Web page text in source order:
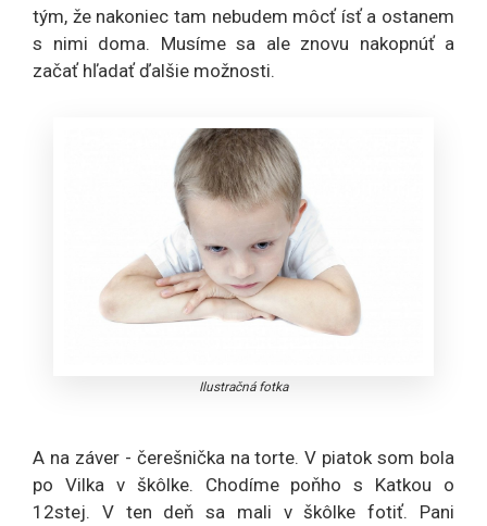
tým, že nakoniec tam nebudem môcť ísť a ostanem
s nimi doma. Musíme sa ale znovu nakopnúť a
začať hľadať ďalšie možnosti.
Ilustračná fotka
A na záver - čerešnička na torte. V piatok som bola
po Vilka v škôlke. Chodíme poňho s Katkou o
12stej. V ten deň sa mali v škôlke fotiť. Pani